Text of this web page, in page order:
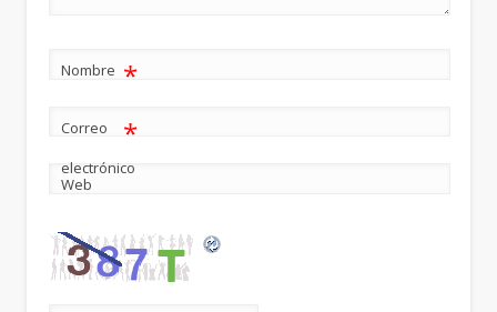
Nombre *
Correo
electrónico
*
Web